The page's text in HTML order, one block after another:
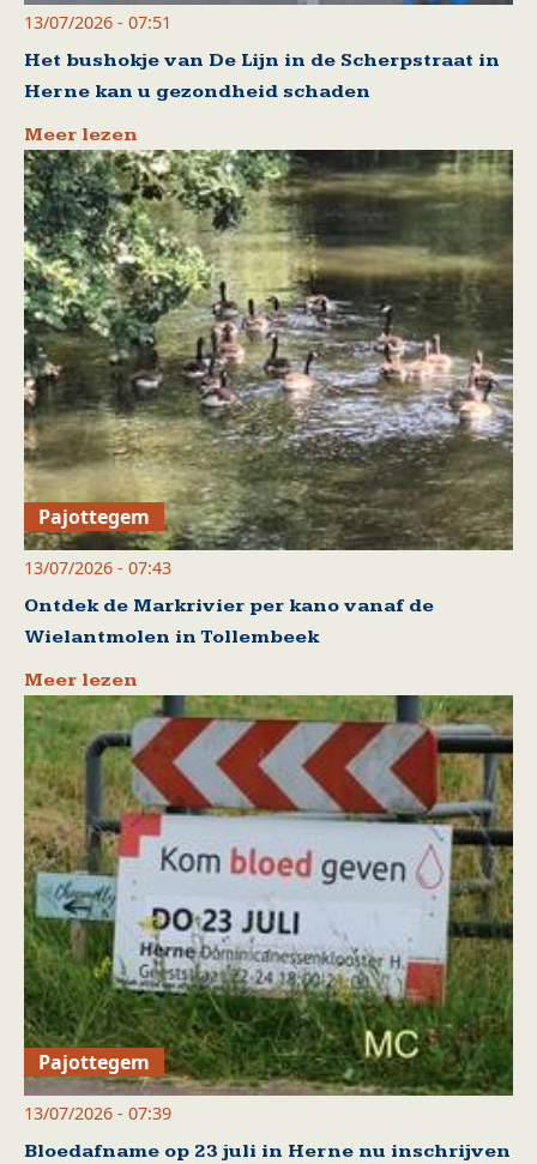
13/07/2026 - 07:51
Het bushokje van De Lijn in de Scherpstraat in
Herne kan u gezondheid schaden
Meer lezen
Pajottegem
13/07/2026 - 07:43
Ontdek de Markrivier per kano vanaf de
Wielantmolen in Tollembeek
Meer lezen
Pajottegem
13/07/2026 - 07:39
Bloedafname op 23 juli in Herne nu inschrijven